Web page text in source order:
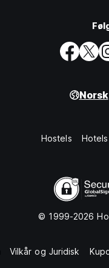
Norsk
Hostels Hotels
© 1999-2026
Vilkår og Juridisk